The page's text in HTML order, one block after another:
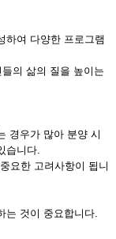
하여 다양한 프로그램
의 삶의 질을 높이는
경우가 많아 분양 시
습니다.
요한 고려사항이 됩니
는 것이 중요합니다.